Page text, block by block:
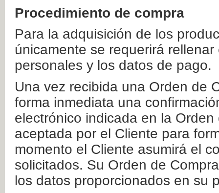
Procedimiento de compra
Para la adquisición de los
únicamente se requerirá
personales y los datos de pago.
Una vez recibida una Orden de
forma inmediata una
electrónico indicada en la
aceptada por el Cliente para
momento el Cliente asumirá el
solicitados. Su Orden de
los datos proporcionados en su